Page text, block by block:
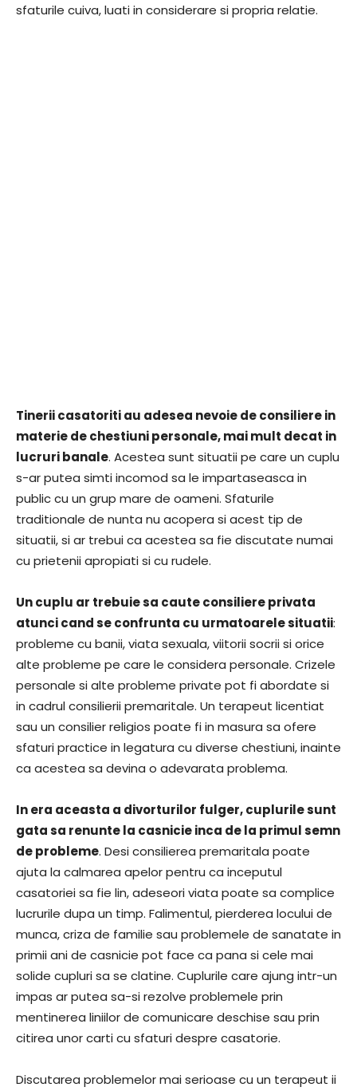
sfaturile cuiva, luati in considerare si propria relatie.
Tinerii casatoriti au adesea nevoie de consiliere in
materie de chestiuni personale, mai mult decat in
lucruri banale. Acestea sunt situatii pe care un cuplu
s-ar putea simti incomod sa le impartaseasca in
public cu un grup mare de oameni. Sfaturile
traditionale de nunta nu acopera si acest tip de
situatii, si ar trebui ca acestea sa fie discutate numai
cu prietenii apropiati si cu rudele.
Un cuplu ar trebuie sa caute consiliere privata
atunci cand se confrunta cu urmatoarele situatii:
probleme cu banii, viata sexuala, viitorii socrii si orice
alte probleme pe care le considera personale. Crizele
personale si alte probleme private pot fi abordate si
in cadrul consilierii premaritale. Un terapeut licentiat
sau un consilier religios poate fi in masura sa ofere
sfaturi practice in legatura cu diverse chestiuni, inainte
ca acestea sa devina o adevarata problema.
In era aceasta a divorturilor fulger, cuplurile sunt
gata sa renunte la casnicie inca de la primul semn
de probleme. Desi consilierea premaritala poate
ajuta la calmarea apelor pentru ca inceputul
casatoriei sa fie lin, adeseori viata poate sa complice
lucrurile dupa un timp. Falimentul, pierderea locului de
munca, criza de familie sau problemele de sanatate in
primii ani de casnicie pot face ca pana si cele mai
solide cupluri sa se clatine. Cuplurile care ajung intr-un
impas ar putea sa-si rezolve problemele prin
mentinerea liniilor de comunicare deschise sau prin
citirea unor carti cu sfaturi despre casatorie.
Discutarea problemelor mai serioase cu un terapeut ii